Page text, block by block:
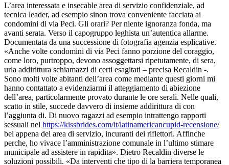
L’area interessata e insecable area di servizio confidenziale, ad
tecnica leader, ad esempio sinon trova conveniente facciata ai
condomini di via Peci. Gli orari? Per niente ignoranza fonda, ma
avanti serata. Verso il capogruppo leghista un’autentica allarme.
Documentata da una successione di fotografia agenzia esplicative.
«Anche volte condomini di via Peci fanno porzione del coraggio,
come loro, purtroppo, devono assoggettarsi ripetutamente, di sera,
urla addirittura schiamazzi di certi esagitati – precisa Recaldin -.
Sono molti volte abitanti dell’area come mediante questi giorni mi
hanno contattato a evidenziarmi il atteggiamento di abiezione
dell’area, particolarmente provato durante le ore serali. Nelle quali,
scatto in stile, succede davvero di insieme addirittura di con
l’aggiunta di. Di nuovo ragazzi ad esempio intrattengo rapporti
sessuali nel https://kissbrides.com/it/latinamericancupid-recensione/
bel appena del area di servizio, incuranti dei riflettori. Affinche
perche, ho vivace l’amministrazione comunale in l’ultimo stimare
municipale ad assistere in rapidita». Dietro Recaldin diverse le
soluzioni possibili. «Da interventi che tipo di la barriera temporanea